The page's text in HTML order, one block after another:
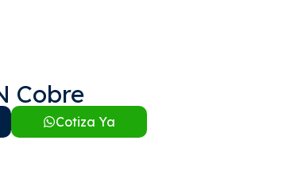
Cobre
Cotiza Ya